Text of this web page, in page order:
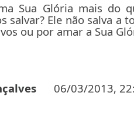
Sua Glória mais do
salvar? Ele não salva a
ou por amar a Sua
06/03/2013,